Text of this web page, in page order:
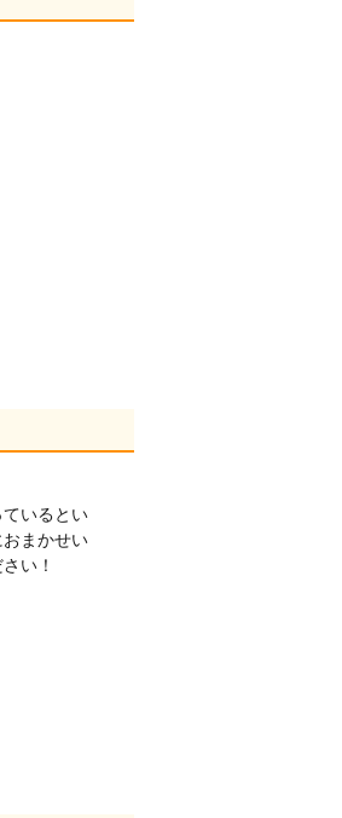
いるとい
まかせい
い！